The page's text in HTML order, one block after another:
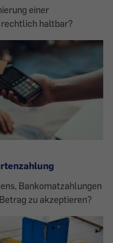
einer
haltbar?
Bankomatzahlungen
zu akzeptieren?